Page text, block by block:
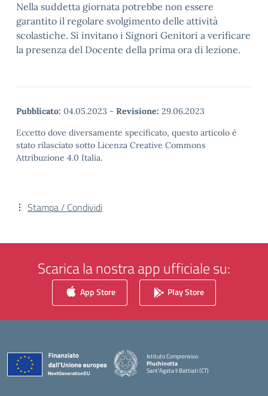
Nella suddetta giornata potrebbe non essere
garantito il regolare svolgimento delle attività
scolastiche. Si invitano i Signori Genitori a verificare
la presenza del Docente della prima ora di lezione.
Pubblicato: 04.05.2023 - Revisione: 29.06.2023
Eccetto dove diversamente specificato, questo articolo è
stato rilasciato sotto Licenza Creative Commons
Attribuzione 4.0 Italia.
Stampa / Condividi
Scarica la nostra app ufficiale su:
App Store Play Store
Istituto Comprensivo
Pluchinotta
Sant'Agata li Battiati (CT)
— Visita la pagina iniziale della scuola